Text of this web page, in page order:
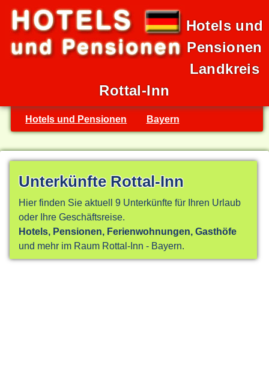
Hotels und
Pensionen
Landkreis
Rottal-Inn
Hotels und Pensionen Bayern
Unterkünfte Rottal-Inn
Hier finden Sie aktuell 9 Unterkünfte für Ihren Urlaub
oder Ihre Geschäftsreise.
Hotels, Pensionen, Ferienwohnungen, Gasthöfe
und mehr im Raum Rottal-Inn - Bayern.